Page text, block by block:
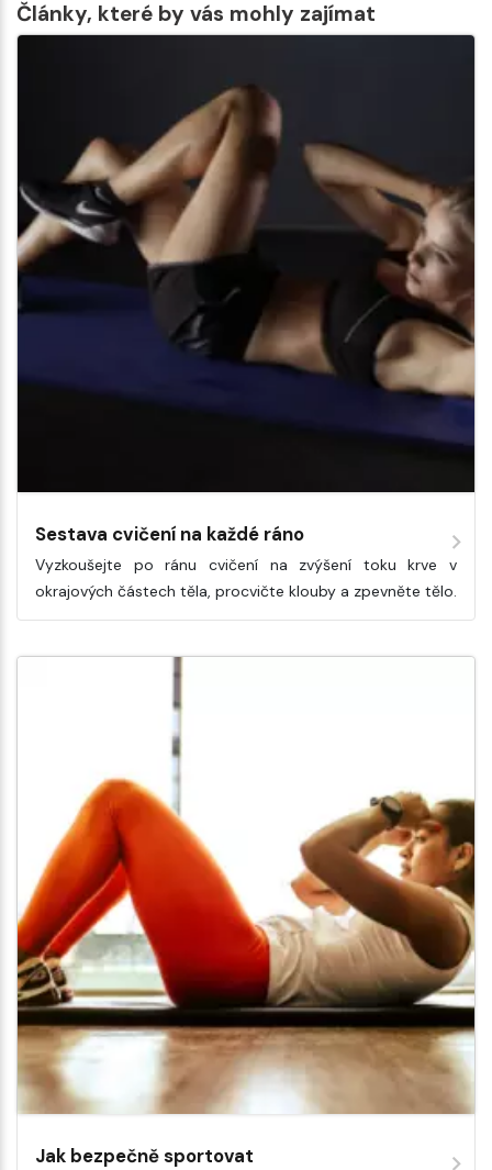
Články, které by vás mohly zajímat
Sestava cvičení na každé ráno
Vyzkoušejte po ránu cvičení na zvýšení toku krve v
okrajových částech těla, procvičte klouby a zpevněte tělo.
Jak bezpečně sportovat